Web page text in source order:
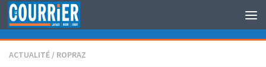
Au dessous du contenu
ACTUALITÉ / ROPRAZ